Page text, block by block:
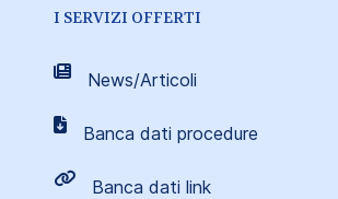
I SERVIZI OFFERTI
News/Articoli
Banca dati procedure
Banca dati link